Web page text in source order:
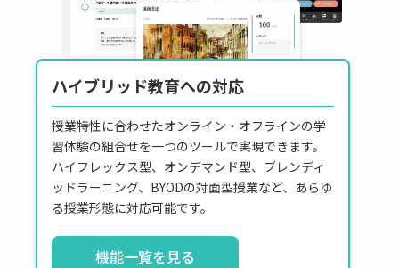
ハイブリッド教育への対応
授業特性に合わせたオンライン・オフラインの学
習体験の組合せを一つのツールで実現できます。
ハイフレックス型、オンデマンド型、ブレンディ
ッドラーニング、BYODの対面型授業など、あらゆ
る授業形態に対応可能です。
機能一覧を見る